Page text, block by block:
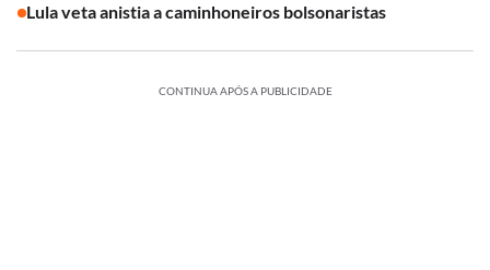
Lula veta anistia a caminhoneiros bolsonaristas
CONTINUA APÓS A PUBLICIDADE